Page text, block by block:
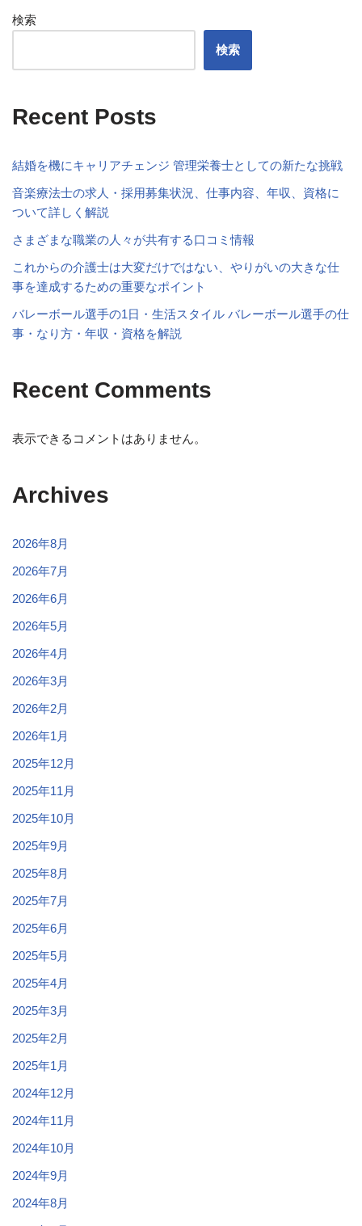
検索
検索
Recent Posts
結婚を機にキャリアチェンジ 管理栄養士としての新たな挑戦
音楽療法士の求人・採用募集状況、仕事内容、年収、資格に
ついて詳しく解説
さまざまな職業の人々が共有する口コミ情報
これからの介護士は大変だけではない、やりがいの大きな仕
事を達成するための重要なポイント
バレーボール選手の1日・生活スタイル バレーボール選手の仕
事・なり方・年収・資格を解説
Recent Comments
表示できるコメントはありません。
Archives
2026年8月
2026年7月
2026年6月
2026年5月
2026年4月
2026年3月
2026年2月
2026年1月
2025年12月
2025年11月
2025年10月
2025年9月
2025年8月
2025年7月
2025年6月
2025年5月
2025年4月
2025年3月
2025年2月
2025年1月
2024年12月
2024年11月
2024年10月
2024年9月
2024年8月